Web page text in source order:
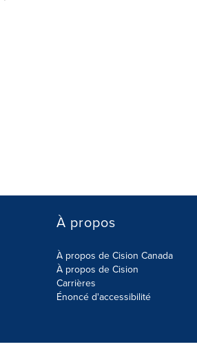
À propos
À propos de Cision Canada
À propos de Cision
Carrières
Énoncé d'accessibilité